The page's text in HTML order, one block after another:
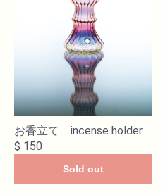
お香立て incense holder
$ 150
Sold out